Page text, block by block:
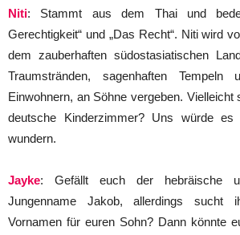
Niti: Stammt aus dem Thai und
Gerechtigkeit“ und „Das Recht“. Niti wird
dem zauberhaften südostasiatischen
Traumstränden, sagenhaften Tempeln
Einwohnern, an Söhne vergeben.
deutsche Kinderzimmer? Uns würde
wundern.
Jayke: Gefällt euch der hebräische
Jungenname Jakob, allerdings sucht
Vornamen für euren Sohn? Dann könnte